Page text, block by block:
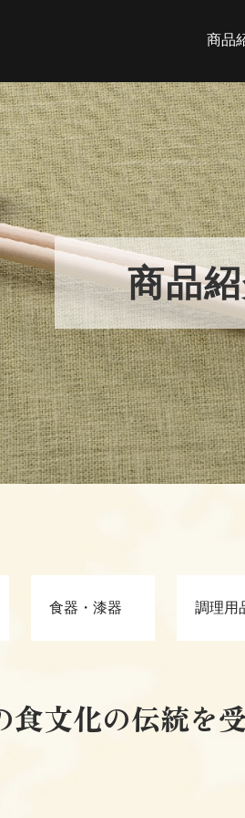
商品
商品
食器・漆器 調理用
食文化の伝統を